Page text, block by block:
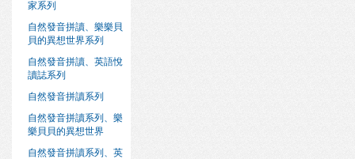
家系列
自然發音拼讀、樂樂貝
貝的異想世界系列
自然發音拼讀、英語悅
讀誌系列
自然發音拼讀系列
自然發音拼讀系列、樂
樂貝貝的異想世界
自然發音拼讀系列、英